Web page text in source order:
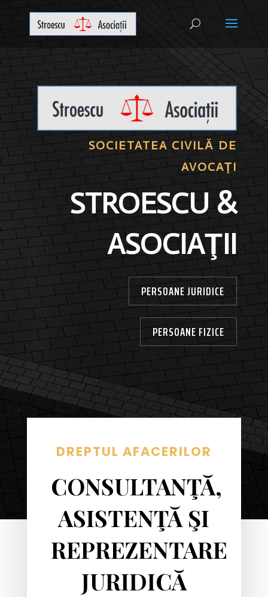
SOCIETATEA CIVILĂ DE
AVOCAŢI
STROESCU &
ASOCIAŢII
PERSOANE JURIDICE
PERSOANE FIZICE
DREPTUL AFACERILOR
CONSULTANŢĂ,
ASISTENŢĂ ŞI
REPREZENTARE
JURIDICĂ